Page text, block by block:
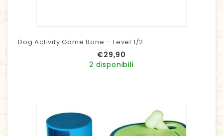
Dog Activity Game Bone – Level 1/2
€29,90
2 disponibili